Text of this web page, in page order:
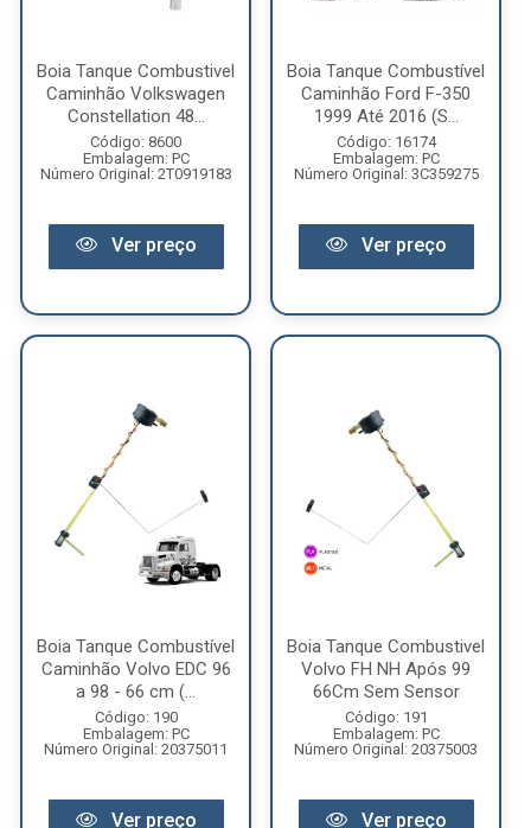
Boia Tanque Combustivel
Caminhão Volkswagen
Constellation 48...
Código: 8600
Embalagem: PC
Número Original: 2T0919183
Ver preço
Boia Tanque Combustível
Caminhão Ford F-350
1999 Até 2016 (S...
Código: 16174
Embalagem: PC
Número Original: 3C359275
Ver preço
Boia Tanque Combustível
Caminhão Volvo EDC 96
a 98 - 66 cm (...
Código: 190
Embalagem: PC
Número Original: 20375011
Ver preço
Boia Tanque Combustivel
Volvo FH NH Após 99
66Cm Sem Sensor
Código: 191
Embalagem: PC
Número Original: 20375003
Ver preço